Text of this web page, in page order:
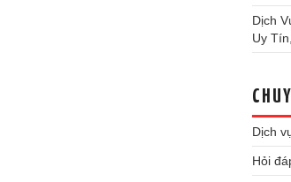
Dịch
Uy
Dịch
Hỏi